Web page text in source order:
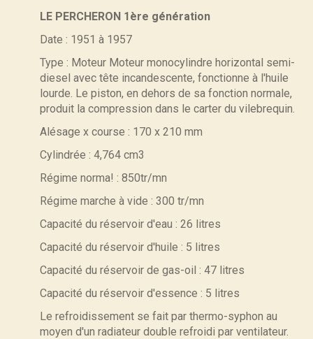
LE PERCHERON 1ère génération
Date : 1951 à 1957
Type : Moteur Moteur monocylindre horizontal semi-
diesel avec tête incandescente, fonctionne à l'huile
lourde. Le piston, en dehors de sa fonction normale,
produit la compression dans le carter du vilebrequin.
Alésage x course : 170 x 210 mm
Cylindrée : 4,764 cm3
Régime norma! : 850tr/mn
Régime marche à vide : 300 tr/mn
Capacité du réservoir d'eau : 26 litres
Capacité du réservoir d'huile : 5 litres
Capacité du réservoir de gas-oil : 47 litres
Capacité du réservoir d'essence : 5 litres
Le refroidissement se fait par thermo-syphon au
moyen d'un radiateur double refroidi par ventilateur.